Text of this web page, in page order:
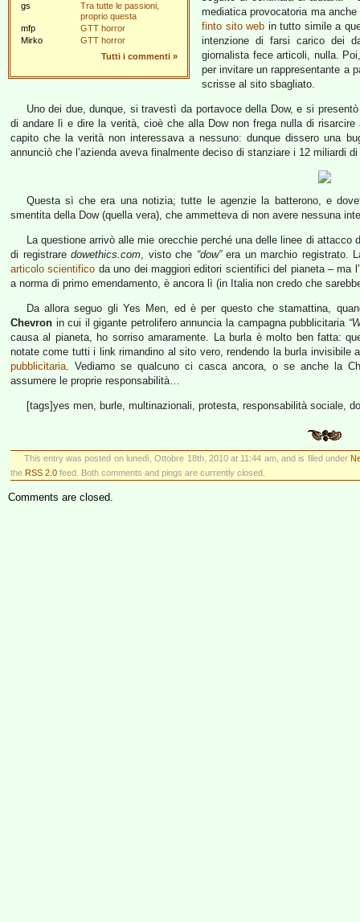
gs
Tra tutte le passioni,
proprio questa
mfp
GTT horror
Mirko
GTT horror
Tutti i commenti »
mediatica provocatoria ma
finto sito web in tutto simile a
intenzione di farsi carico dei
giornalista fece articoli, nulla.
per invitare un rappresentante a
scrisse al sito sbagliato.
Uno dei due, dunque, si travestì da portavoce della Dow, e si
di andare lì e dire la verità, cioè che alla Dow non frega nulla di
capito che la verità non interessava a nessuno: dunque dissero una
annunciò che l’azienda aveva finalmente deciso di stanziare i 12 miliardi
Questa sì che era una notizia; tutte le agenzie la batterono, e
smentita della Dow (quella vera), che ammetteva di non avere nessuna
La questione arrivò alle mie orecchie perché una delle linee di
di registraredowethics.com, visto che “dow”era un marchio registrato.
articolo scientifico da uno dei maggiori editori scientifici del pianeta – ma l’
a norma di primo emendamento, è ancora lì (in Italia non credo che
Da allora seguo gli Yes Men, ed è per questo che stamattina,
Chevron in cui il gigante petrolifero annuncia la campagna pubblicitaria
causa al pianeta, ho sorriso amaramente. La burla è molto ben fatta:
notate come tutti i link rimandino al sito vero, rendendo la burla
pubblicitaria. Vediamo se qualcuno ci casca ancora, o se anche la
assumere le proprie responsabilità…
[tags]yes men, burle, multinazionali, protesta, responsabilità sociale,
This entry was posted on lunedì, Ottobre 18th, 2010 at 11:44 am, and is filed under
the RSS 2.0 feed. Both comments and pings are currently closed.
Comments are closed.